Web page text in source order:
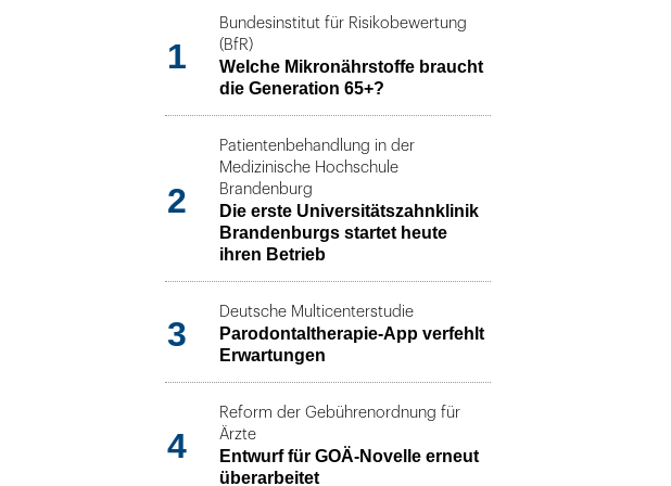
1
Bundesinstitut für Risikobewertung
(BfR)
Welche Mikronährstoffe braucht
die Generation 65+?
2
Patientenbehandlung in der
Medizinische Hochschule
Brandenburg
Die erste Universitätszahnklinik
Brandenburgs startet heute
ihren Betrieb
3
Deutsche Multicenterstudie
Parodontaltherapie-App verfehlt
Erwartungen
4
Reform der Gebührenordnung für
Ärzte
Entwurf für GOÄ-Novelle erneut
überarbeitet